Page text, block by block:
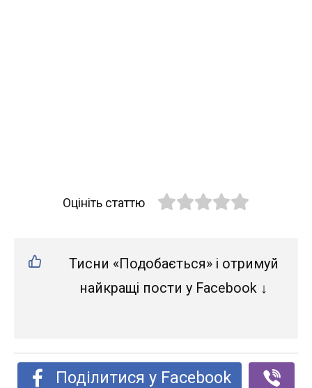
Оцініть статтю
Тисни «Подобається» і отримуй
найкращі пости у Facebook ↓
Поділитися у Facebook